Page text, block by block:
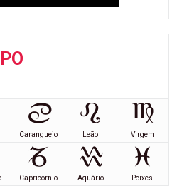
Caranguejo Leão Virgem
Capricórnio Aquário Peixes